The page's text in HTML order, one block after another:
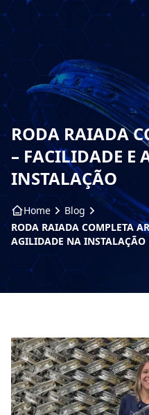
RODA RAIADA
– FACILIDADE E
INSTALAÇÃO
Home
Blog
RODA RAIADA COMPLETA
AGILIDADE NA INSTALAÇÃO